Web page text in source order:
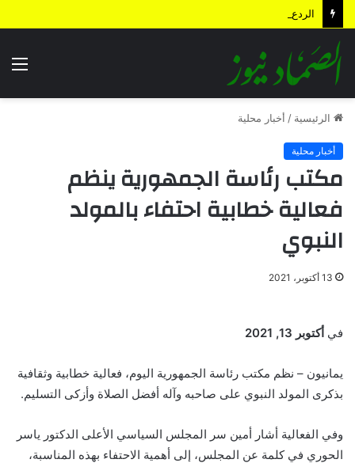
الرئيسية / أخبار محلية
أخبار محلية
مكتب رئاسة الجمهورية ينظم
فعالية خطابية احتفاء بالمولد
النبوي
13 أكتوبر، 2021
في أكتوبر 13, 2021
يمانيون – نظم مكتب رئاسة الجمهورية اليوم، فعالية خطابية وثقافية
بذكرى المولد النبوي على صاحبه وآله أفضل الصلاة وأزكى التسليم.
وفي الفعالية أشار أمين سر المجلس السياسي الأعلى الدكتور ياسر
الحوري في كلمة عن المجلس، إلى أهمية الاحتفاء بهذه المناسبة،